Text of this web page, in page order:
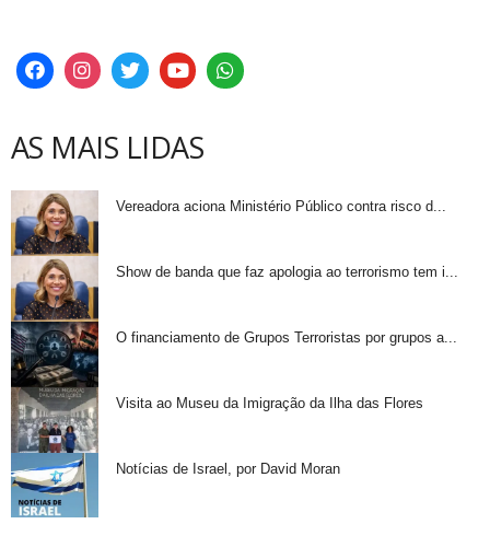
AS MAIS LIDAS
Vereadora aciona Ministério Público contra risco d...
Show de banda que faz apologia ao terrorismo tem i...
O financiamento de Grupos Terroristas por grupos a...
Visita ao Museu da Imigração da Ilha das Flores
Notícias de Israel, por David Moran